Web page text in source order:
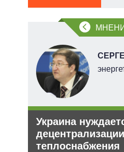
Украина
децентрализации
теплоснабжения